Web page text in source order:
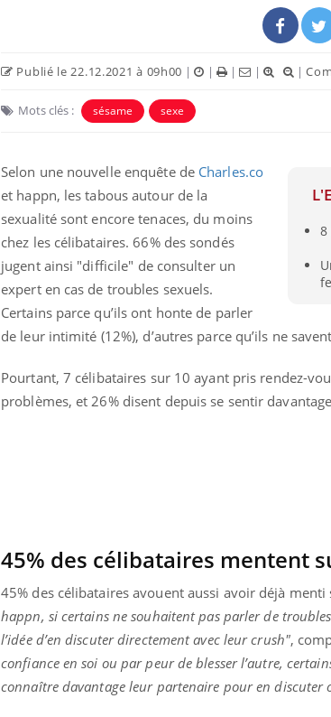
Publié le 22.12.2021 à 09h00 | | | | |
Mots clés : sésame sexe
8
Selon une nouvelle enquête de Charles.co
et happn, les tabous autour de la
sexualité sont encore tenaces, du moins
chez les célibataires. 66% des sondés
jugent ainsi "difficile" de consulter un
expert en cas de troubles sexuels.
Certains parce qu’ils ont honte de parler
de leur intimité (12%), d’autres parce qu’ils ne
Pourtant, 7 célibataires sur 10 ayant pris rendez-
problèmes, et 26% disent depuis se sentir
45% des célibataires mentent
45% des célibataires avouent aussi avoir déjà
happn, si certains ne souhaitent pas parler de
l’idée d’en discuter directement avec leur crush",
confiance en soi ou par peur de blesser l’autre,
connaître davantage leur partenaire pour en discuter